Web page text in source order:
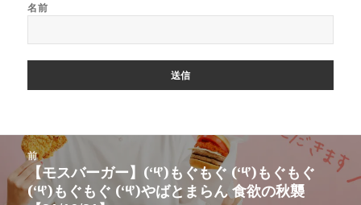
名前
ナ
ビ
前
前
の
【モスバーガー】(‘༥’)もぐもぐ (‘༥’)もぐもぐ
(‘༥’)もぐもぐ (‘༥’)やばとまらん 食欲の秋襲